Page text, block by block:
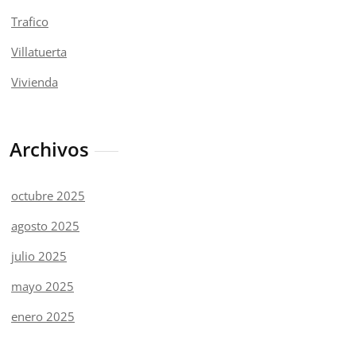
Trafico
Villatuerta
Vivienda
Archivos
octubre 2025
agosto 2025
julio 2025
mayo 2025
enero 2025